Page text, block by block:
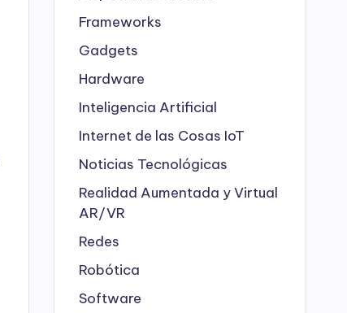
Frameworks
Gadgets
Hardware
Inteligencia Artificial
Internet de las Cosas IoT
Noticias Tecnológicas
Realidad Aumentada y Virtual
AR/VR
Redes
Robótica
Software